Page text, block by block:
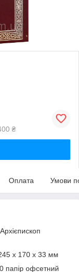
₴
Оплата Умови
Архієпископ
х 170 х 33 мм
офсетний